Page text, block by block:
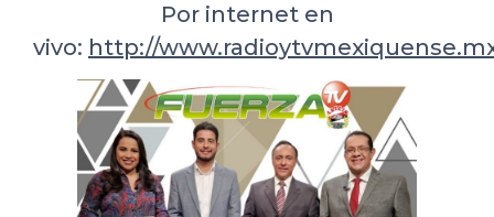
Por internet en
vivo: http://